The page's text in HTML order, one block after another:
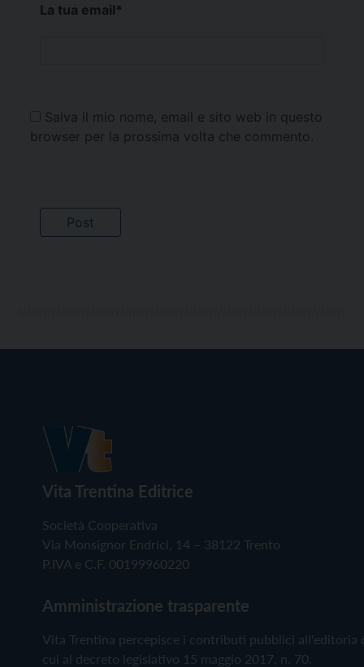
La tua email*
Salva il mio nome, email e sito web in questo
browser per la prossima volta che commento.
Vita Trentina Editrice
Società Cooperativa
Via Monsignor Endrici, 14 – 38122 Trento
P.IVA e C.F. 00199960220
Amministrazione trasparente
Vita Trentina percepisce i contributi pubblici all'editoria
cui al decreto legislativo 15 maggio 2017, n. 70.